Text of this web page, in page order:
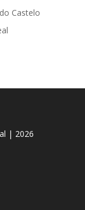
Castelo
| 2026